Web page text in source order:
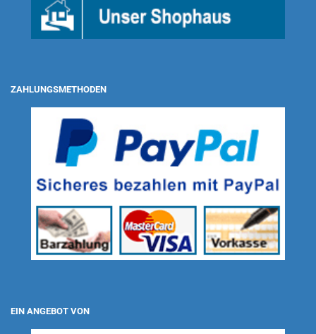
ZAHLUNGSMETHODEN
EIN ANGEBOT VON